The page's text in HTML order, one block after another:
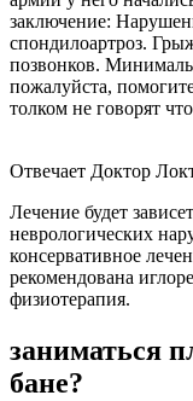
заключение:
спондилоартроз.
позвонков.
пожалуйста,
толком не говорят
Отвечает Доктор
Лечение будет
неврологических
консервативное
рекомендована
физиотерапия.
заниматься
бане?